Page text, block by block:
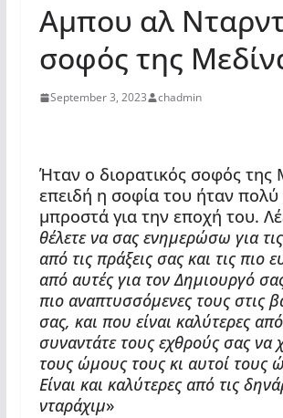
Αμπου αλ
σοφός της
September 3, 2023 chadmin
Ήταν ο διορατικός σοφός της
επειδή η σοφία του ήταν πολύ
μπροστά για την εποχή του.
θέλετε να σας ενημερώσω για
από τις πράξεις σας και τις πιο
από αυτές για τον Δημιουργό
πιο αναπτυσσόμενες τους στις
σας, και που είναι καλύτερες
συναντάτε τους εχθρούς σας να
τους ώμους τους κι αυτοί τους
Είναι και καλύτερες από τις
νταράχιμ»